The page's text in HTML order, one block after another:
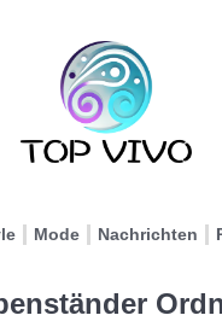
Mode Nachrichten